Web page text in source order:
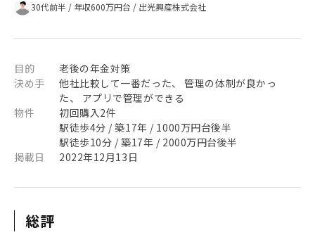
30代前半 / 年収600万円台 / 出光興産株式会社
目的
老後の年金対策
決め手
他社比較して一番だった、 管理の体制が良かっ
た、 アプリで管理ができる
物件
初回購入2件
駅徒歩4分 / 築17年 / 1000万円台後半
駅徒歩10分 / 築17年 / 2000万円台後半
掲載日
2022年12月13日
総評